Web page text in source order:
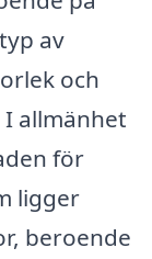
av
och
allmänhet
för
ligger
beroende